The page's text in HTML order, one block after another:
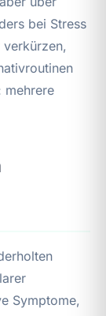
bei Stress
mehrere
Symptome,